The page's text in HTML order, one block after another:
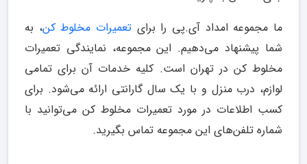
ما مجموعه امداد آی.پی را برای تعمیرات مخلوط کن، به
شما پیشنهاد می‌دهیم. این مجموعه، نمایندگی تعمیرات
مخلوط کن در تهران است. کلیه خدمات آن برای تمامی
لوازم، درب منزل و با یک سال گارانتی ارائه می‌شود. برای
کسب اطلاعات در مورد تعمیرات مخلوط کن می‌توانید با
شماره تلفن‌های این مجموعه تماس بگیرید.